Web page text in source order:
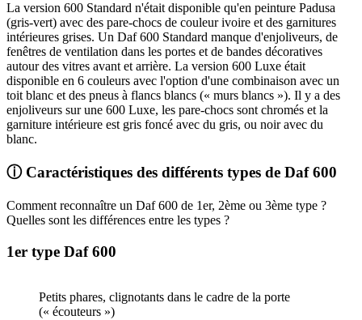
La version 600 Standard n'était disponible qu'en peinture Padusa
(gris-vert) avec des pare-chocs de couleur ivoire et des garnitures
intérieures grises. Un Daf 600 Standard manque d'enjoliveurs, de
fenêtres de ventilation dans les portes et de bandes décoratives
autour des vitres avant et arrière. La version 600 Luxe était
disponible en 6 couleurs avec l'option d'une combinaison avec un
toit blanc et des pneus à flancs blancs (« murs blancs »). Il y a des
enjoliveurs sur une 600 Luxe, les pare-chocs sont chromés et la
garniture intérieure est gris foncé avec du gris, ou noir avec du
blanc.
ⓘ Caractéristiques des différents types de Daf 600
Comment reconnaître un Daf 600 de 1er, 2ème ou 3ème type ?
Quelles sont les différences entre les types ?
1er type Daf 600
Petits phares, clignotants dans le cadre de la porte
(« écouteurs »)